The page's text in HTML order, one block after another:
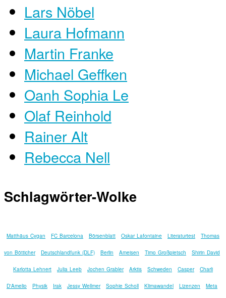
Lars Nöbel
Laura Hofmann
Martin Franke
Michael Geffken
Oanh Sophia Le
Olaf Reinhold
Rainer Alt
Rebecca Nell
Schlagwörter-Wolke
Matthäus Cygan FC Barcelona Börsenblatt Oskar Lafontaine Literaturtest Thomas
von Bötticher Deutschlandfunk (DLF) Berlin Ameisen Timo Großpietsch Shirin David
Karlotta Lehnert Julia Leeb Jochen Grabler Arktis Schweden Casper Charli
D'Amelio Physik Irak Jessy Wellmer Sophie Scholl Klimawandel Lizenzen Meta